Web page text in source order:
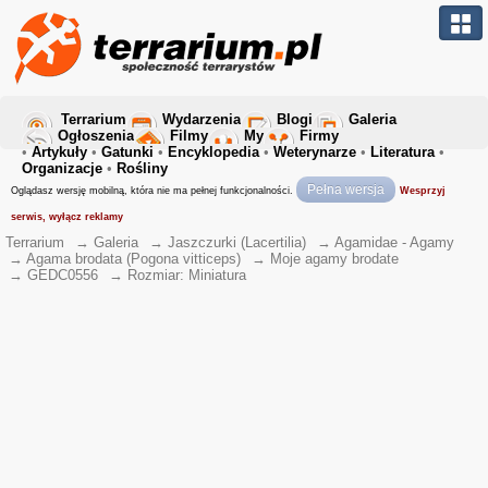
Terrarium Wydarzenia Blogi
Galeria
Ogłoszenia
Filmy My
Firmy
• Artykuły • Gatunki • Encyklopedia• Weterynarze • Literatura•
Organizacje • Rośliny
Oglądasz wersję mobilną, która nie ma pełnej funkcjonalności. Pełna wersja Wesprzyj
serwis, wyłącz reklamy
Terrarium → Galeria → Jaszczurki (Lacertilia) → Agamidae - Agamy
→ Agama brodata (Pogona vitticeps) → Moje agamy brodate
→ GEDC0556 → Rozmiar: Miniatura